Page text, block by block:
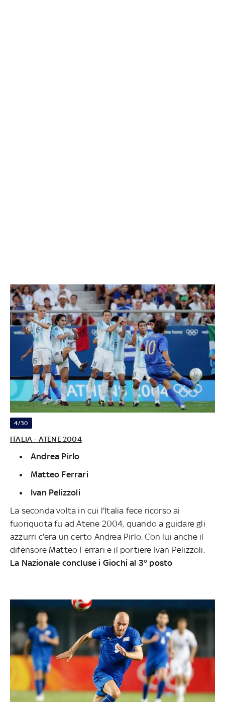
4/30
ITALIA - ATENE 2004
Andrea Pirlo
Matteo Ferrari
Ivan Pelizzoli
La seconda volta in cui l'Italia fece ricorso ai
fuoriquota fu ad Atene 2004, quando a guidare gli
azzurri c'era un certo Andrea Pirlo. Con lui anche il
difensore Matteo Ferrari e il portiere Ivan Pelizzoli.
La Nazionale concluse i Giochi al 3° posto